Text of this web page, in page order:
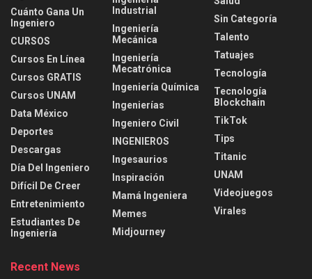
Cuánto Gana Un
Ingeniero
CURSOS
Cursos En Línea
Cursos GRATIS
Cursos UNAM
Data México
Deportes
Descargas
Día Del Ingeniero
Difícil De Creer
Entretenimiento
Estudiantes De
Ingeniería
Industrial
Ingeniería
Mecánica
Ingeniería
Mecatrónica
Ingeniería Química
Ingenierías
Ingeniero Civil
INGENIEROS
Ingesaurios
Inspiración
Mamá Ingeniera
Memes
Midjourney
Sin Categoría
Talento
Tatuajes
Tecnología
Tecnología
Blockchain
TikTok
Tips
Titanic
UNAM
Videojuegos
Virales
Recent News